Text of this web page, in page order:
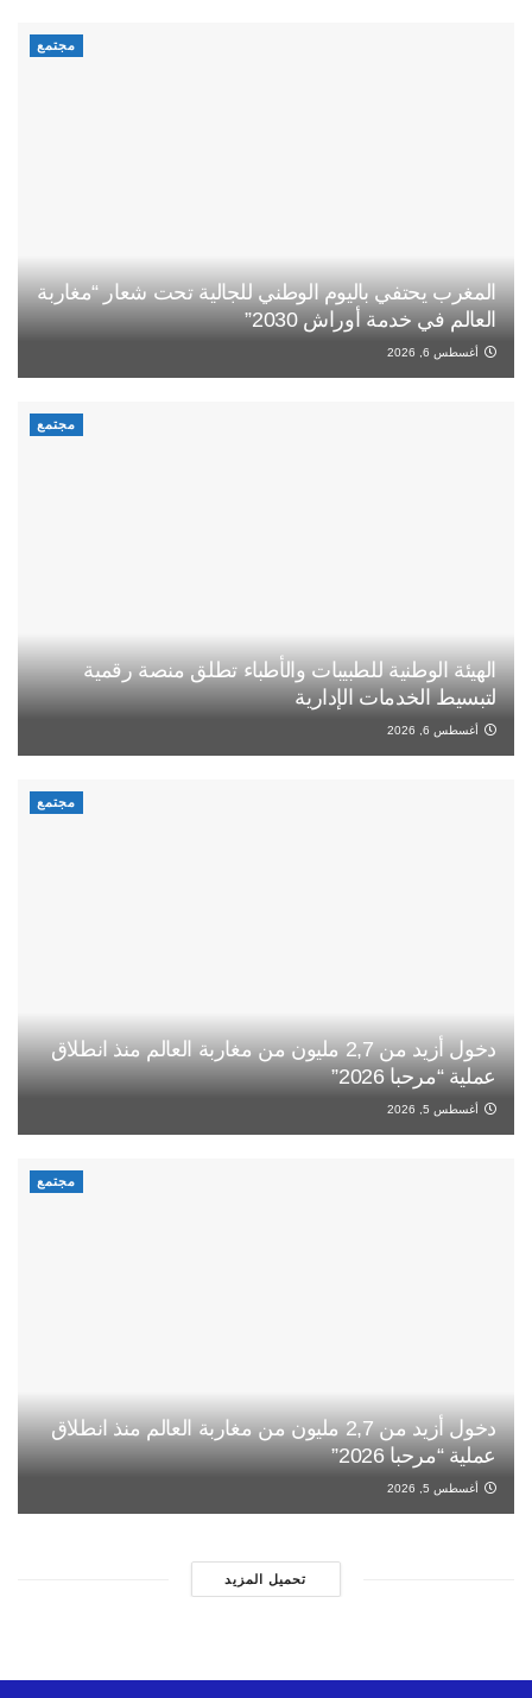
مجتمع
المغرب يحتفي باليوم الوطني للجالية تحت شعار “مغاربة
العالم في خدمة أوراش 2030”
أغسطس 6, 2026
مجتمع
الهيئة الوطنية للطبيبات والأطباء تطلق منصة رقمية
لتبسيط الخدمات الإدارية
أغسطس 6, 2026
مجتمع
دخول أزيد من 2,7 مليون من مغاربة العالم منذ انطلاق
عملية “مرحبا 2026”
أغسطس 5, 2026
مجتمع
دخول أزيد من 2,7 مليون من مغاربة العالم منذ انطلاق
عملية “مرحبا 2026”
أغسطس 5, 2026
تحميل المزيد